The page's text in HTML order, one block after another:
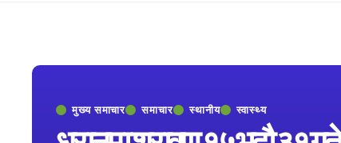
मुख्य समाचार समाचार स्थानीय स्वास्थ्य